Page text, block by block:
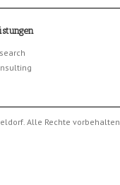
Alle Rechte vorbehalten.